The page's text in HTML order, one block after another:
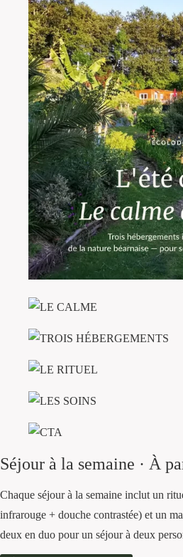
Séjour à la semaine · À
Chaque séjour à la semaine inclut un
infrarouge + douche contrastée) et un
deux en duo pour un séjour à deux